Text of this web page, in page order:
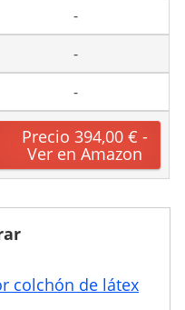
-
-
-
Precio 394,00 € -
Ver en Amazon
colchón de látex